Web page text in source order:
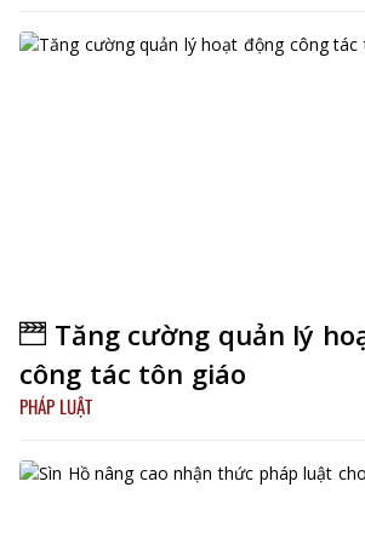
Tăng cường quản lý
công tác tôn giáo
PHÁP LUẬT